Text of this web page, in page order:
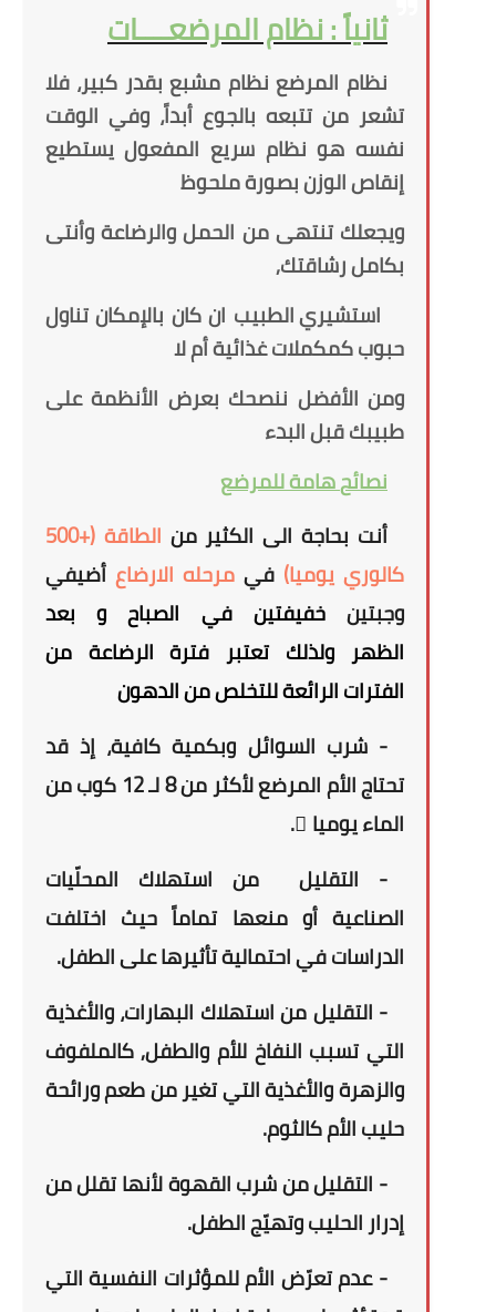
ثانياً : نظام المرضعــــات
نظام المرضع نظام مشبع بقدر كبير، فلا
تشعر من تتبعه بالجوع أبداً، وفي الوقت
نفسه هو نظام سريع المفعول يستطيع
إنقاص الوزن بصورة ملحوظ
ويجعلك تنتهى من الحمل والرضاعة وأنتى
بكامل رشاقتك,
استشيري الطبيب ان كان بالإمكان تناول
حبوب كمكملات غذائية أم لا
ومن الأفضل ننصحك بعرض الأنظمة على
طبيبك قبل البدء
نصائحهامةللمرضع
أنت بحاجة الى الكثير من
الطاقة (+500
كالوري يوميا)فيمرحله الارضاعأضيفي
وجبتينخفيفتين في الصباح و بعد
الظهر ولذلك تعتبر فترة الرضاعة من
الفترات الرائعة للتخلص من الدهون
- شرب السوائل وبكمية كافية، إذ قد
تحتاج الأم المرضع لأكثر من8 لـ 12 كوب
من
الماء يوميا ً.
- التقليل
من استهلاك المحلّيات
الصناعيةأو منعها تماماً حيث اختلفت
الدراسات في احتمالية تأثيرها على الطفل.
- التقليل من استهلاك البهارات، والأغذية
التي تسبب النفاخ للأم والطفل, كالملفوف
والزهرة والأغذية التي تغير من طعم ورائحة
حليب الأم كالثوم.
- التقليل من شرب القهوة لأنها تقلل من
إدرار الحليب وتهيّج الطفل.
- عدم تعرّض الأم للمؤثرات النفسية التي